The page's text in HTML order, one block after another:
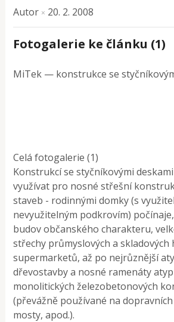
Autor × 20. 2. 2008
Fotogalerie ke článku (1)
MiTek — konstrukce se
Celá fotogalerie (1)
Konstrukcí se styčníkovými
využívat pro nosné střešní
staveb - rodinnými domky (s
nevyužitelným podkrovím)
budov občanského charakteru,
střechy průmyslových a skladových
supermarketů, až po nejrůznější
dřevostavby a nosné ramenáty
monolitických železobetonových
(převážně používané na
mosty, apod.).